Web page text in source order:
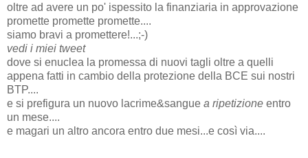
oltre ad avere un po' ispessito la finanziaria in approvazione
promette promette promette....
siamo bravi a promettere!...;-)
vedi i miei tweet
dove si enuclea la promessa di nuovi tagli oltre a quelli
appena fatti in cambio della protezione della BCE sui nostri
BTP....
e si prefigura un nuovo lacrime&sangue a ripetizione entro
un mese....
e magari un altro ancora entro due mesi...e così via....